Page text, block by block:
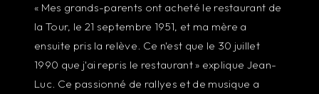
« Mes grands-parents ont acheté le restaurant de
la Tour, le 21 septembre 1951, et ma mère a
ensuite pris la relève. Ce n'est que le 30 juillet
1990 que j'ai repris le restaurant » explique Jean-
Luc. Ce passionné de rallyes et de musique a